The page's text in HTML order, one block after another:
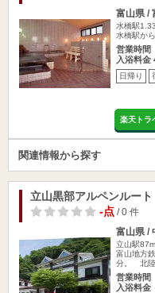
富山県 /
水橋駅
水橋駅か
営業時間
入浴料金
日帰り
楽天トラ
関連情報から探す
立山黒部アルペンルー
-点/ 0 件
富山県 /
立山駅87m
富山地方
分。 北陸
営業時間
入浴料金